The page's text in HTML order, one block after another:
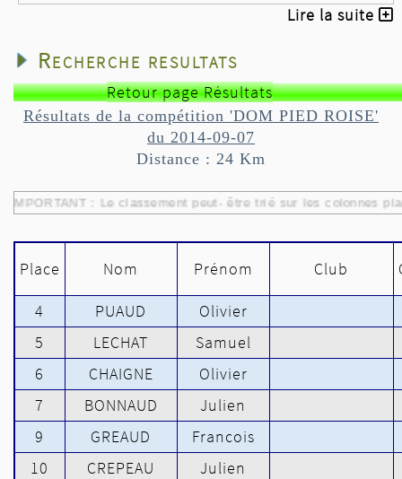
Lire la suite
Recherche resultats
Retour page Résultats
Résultats de la compétition 'DOM PIED ROISE'
du 2014-09-07
Distance : 24 Km
IMPORTANT : Le classement peut- être trié sur les colonnes
Place Nom Prénom Club
4 PUAUD
Olivier
5
LECHAT
Samuel
6
CHAIGNE
Olivier
7
BONNAUD
Julien
9
GREAUD
Francois
10
CREPEAU
Julien